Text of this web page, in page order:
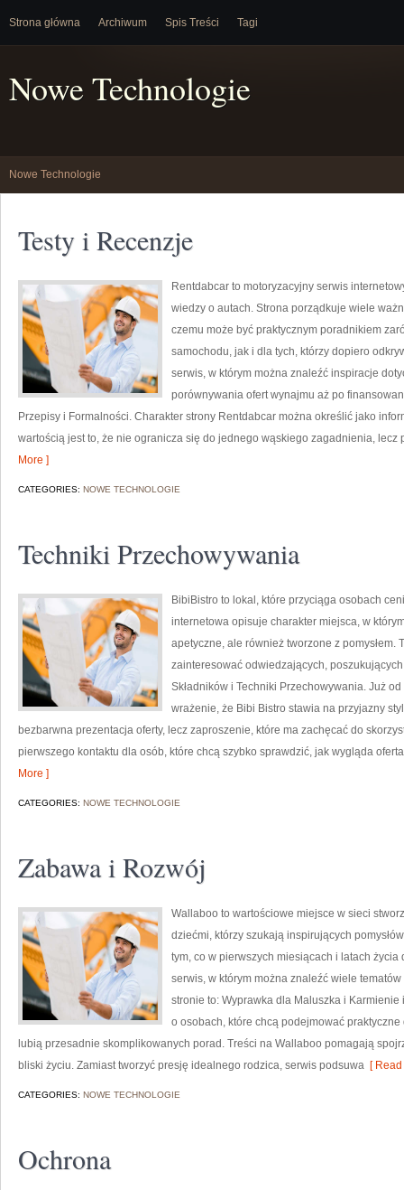
Strona główna Archiwum Spis Treści Tagi
Nowe Technologie
Nowe Technologie
Testy i Recenzje
Rentdabcar to motoryzacyjny serwis
wiedzy o autach. Strona porządkuje wiele
czemu może być praktycznym poradnikiem
samochodu, jak i dla tych, którzy dopiero
serwis, w którym można znaleźć inspiracje
porównywania ofert wynajmu aż po
Przepisy i Formalności. Charakter strony Rentdabcar można określić jako
wartością jest to, że nie ogranicza się do jednego wąskiego zagadnienia, lecz
More ]
CATEGORIES: NOWE TECHNOLOGIE
Techniki Przechowywania
BibiBistro to lokal, które przyciąga osobach
internetowa opisuje charakter miejsca, w
apetyczne, ale również tworzone z pomysłem.
zainteresować odwiedzających,
Składników i Techniki Przechowywania. Już
wrażenie, że Bibi Bistro stawia na przyjazny
bezbarwna prezentacja oferty, lecz zaproszenie, które ma zachęcać do
pierwszego kontaktu dla osób, które chcą szybko sprawdzić, jak wygląda
More ]
CATEGORIES: NOWE TECHNOLOGIE
Zabawa i Rozwój
Wallaboo to wartościowe miejsce w sieci
dziećmi, którzy szukają inspirujących
tym, co w pierwszych miesiącach i latach
serwis, w którym można znaleźć wiele
stronie to: Wyprawka dla Maluszka i Karmienie
o osobach, które chcą podejmować
lubią przesadnie skomplikowanych porad. Treści na Wallaboo pomagają
bliski życiu. Zamiast tworzyć presję idealnego rodzica, serwis podsuwa [
CATEGORIES: NOWE TECHNOLOGIE
Ochrona